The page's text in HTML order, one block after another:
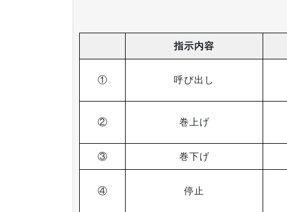
指示内容
① 呼び出し
② 巻上げ
③ 巻下げ
④ 停止